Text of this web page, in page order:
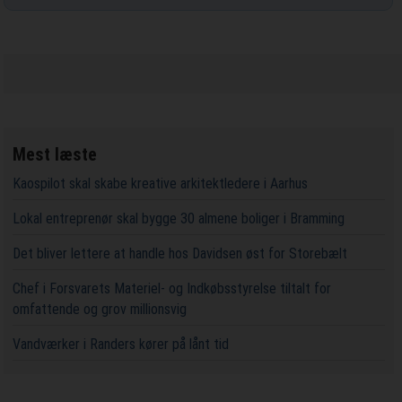
Mest læste
Kaospilot skal skabe kreative arkitektledere i Aarhus
Lokal entreprenør skal bygge 30 almene boliger i Bramming
Det bliver lettere at handle hos Davidsen øst for Storebælt
Chef i Forsvarets Materiel- og Indkøbsstyrelse tiltalt for
omfattende og grov millionsvig
Vandværker i Randers kører på lånt tid